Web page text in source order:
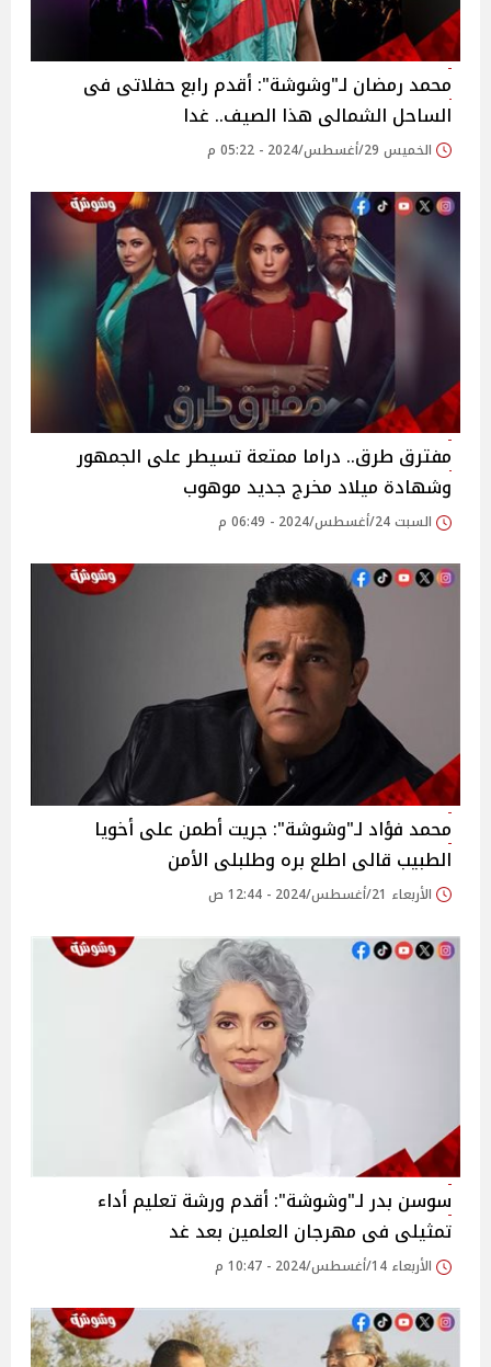
محمد رمضان لـ"وشوشة": أقدم رابع حفلاتى فى
الساحل الشمالى هذا الصيف.. غدا
الخميس 29/أغسطس/2024 - 05:22 م
مفترق طرق.. دراما ممتعة تسيطر على الجمهور
وشهادة ميلاد مخرج جديد موهوب
السبت 24/أغسطس/2024 - 06:49 م
محمد فؤاد لـ"وشوشة": جريت أطمن على أخويا
الطبيب قالى اطلع بره وطلبلى الأمن
الأربعاء 21/أغسطس/2024 - 12:44 ص
سوسن بدر لـ"وشوشة": أقدم ورشة تعليم أداء
تمثيلى فى مهرجان العلمين بعد غد
الأربعاء 14/أغسطس/2024 - 10:47 م